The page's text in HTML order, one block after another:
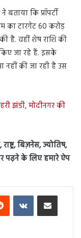
कि प्रॉपर्टी
का टारगेट 60 करोड़
है. वहीं शेष राशि की
जा रहे हैं. इसके
नहीं की जा रही है उस
झंडी, मोदीनगर की
बिज़नेस, ज्योतिष,
पढ़ने के लिए हमारे ऐप
Reddit VKontakteShare via Email